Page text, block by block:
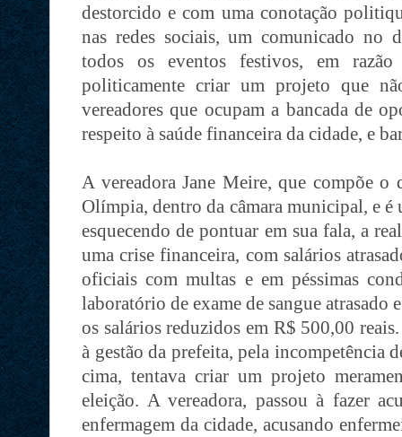
destorcido e com uma conotação
nas redes sociais, um comunicado no
todos os eventos festivos, em
politicamente criar um projeto que
vereadores que ocupam a bancada de
respeito à saúde financeira da cidade, e
A vereadora Jane Meire, que compõe o
Olímpia, dentro da câmara municipal, e é
esquecendo de pontuar em sua fala, a
uma crise financeira, com salários
oficiais com multas e em péssimas
laboratório de exame de sangue atrasado
os salários reduzidos em R$ 500,00
à gestão da prefeita, pela incompetência
cima, tentava criar um projeto
eleição. A vereadora, passou à fazer
enfermagem da cidade, acusando